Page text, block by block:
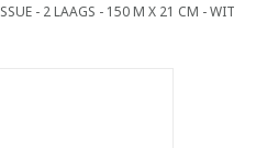
- 2 LAAGS - 150 M X 21 CM - WIT